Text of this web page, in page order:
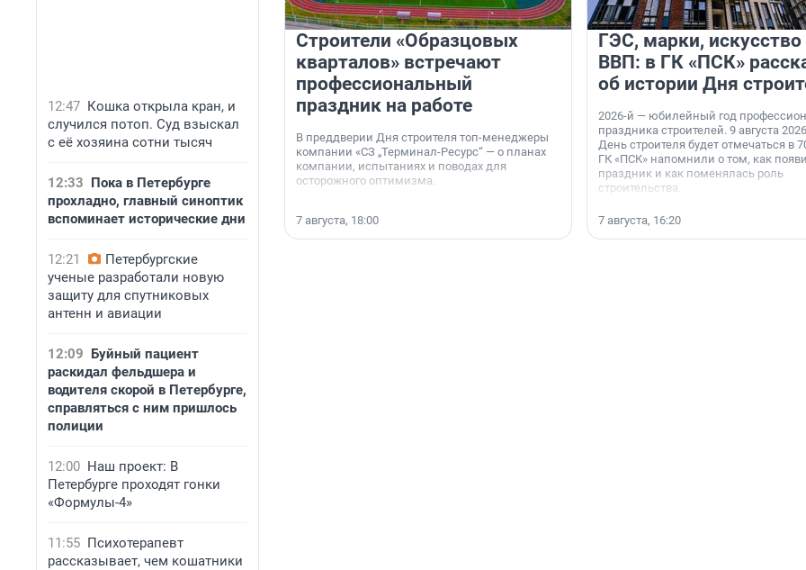
12:47 Кошка открыла кран, и
случился потоп. Суд взыскал
с её хозяина сотни тысяч
12:33 Пока в Петербурге
прохладно, главный синоптик
вспоминает исторические дни
12:21
Петербургские
ученые разработали новую
защиту для спутниковых
антенн и авиации
12:09 Буйный пациент
раскидал фельдшера и
водителя скорой в Петербурге,
справляться с ним пришлось
полиции
12:00 Наш проект: В
Петербурге проходят гонки
«Формулы-4»
11:55 Психотерапевт
рассказывает, чем кошатники
Строители «Образцовых
кварталов» встречают
профессиональный
праздник на работе
В преддверии Дня строителя топ-менеджеры
компании «СЗ „Терминал-Ресурс“ — о планах
компании, испытаниях и поводах для
осторожного оптимизма.
7 августа, 18:00
ГЭС, марки, искусство
ВВП: в ГК «ПСК»
об истории Дня
2026-й — юбилейный год
праздника строителей. 9 августа
День строителя будет отмечаться в
ГК «ПСК» напомнили о том, как
праздник и как поменялась роль
строительства.
7 августа, 16:20